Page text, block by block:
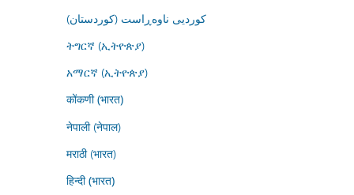
کوردیی ناوەڕاست (کوردستان)
ትግርኛ (ኢትዮጵያ)
አማርኛ (ኢትዮጵያ)
कोंकणी (भारत)
नेपाली (नेपाल)
मराठी (भारत)
हिन्दी (भारत)